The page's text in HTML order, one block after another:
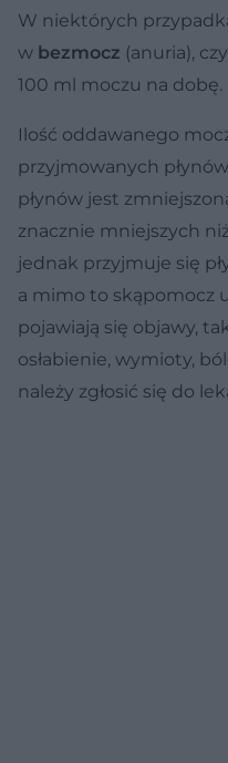
W niektórych
w bezmocz (anuria),
100 ml moczu na dobę.
Ilość oddawanego
przyjmowanych
płynów jest
znacznie mniejszych
jednak przyjmuje się
a mimo to skąpomocz
pojawiają się objawy,
osłabienie, wymioty,
należy zgłosić się do